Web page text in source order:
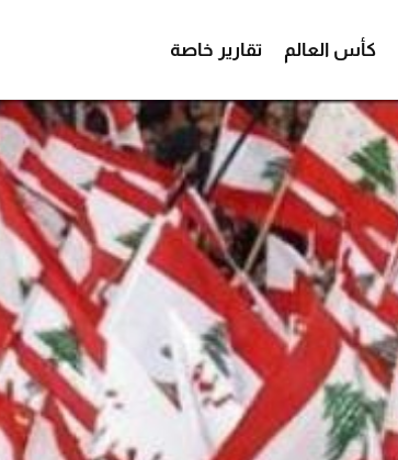
كأس العالم تقارير خاصة